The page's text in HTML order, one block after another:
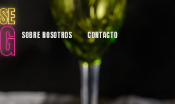
SOBRE NOSOTROS CONTACTO